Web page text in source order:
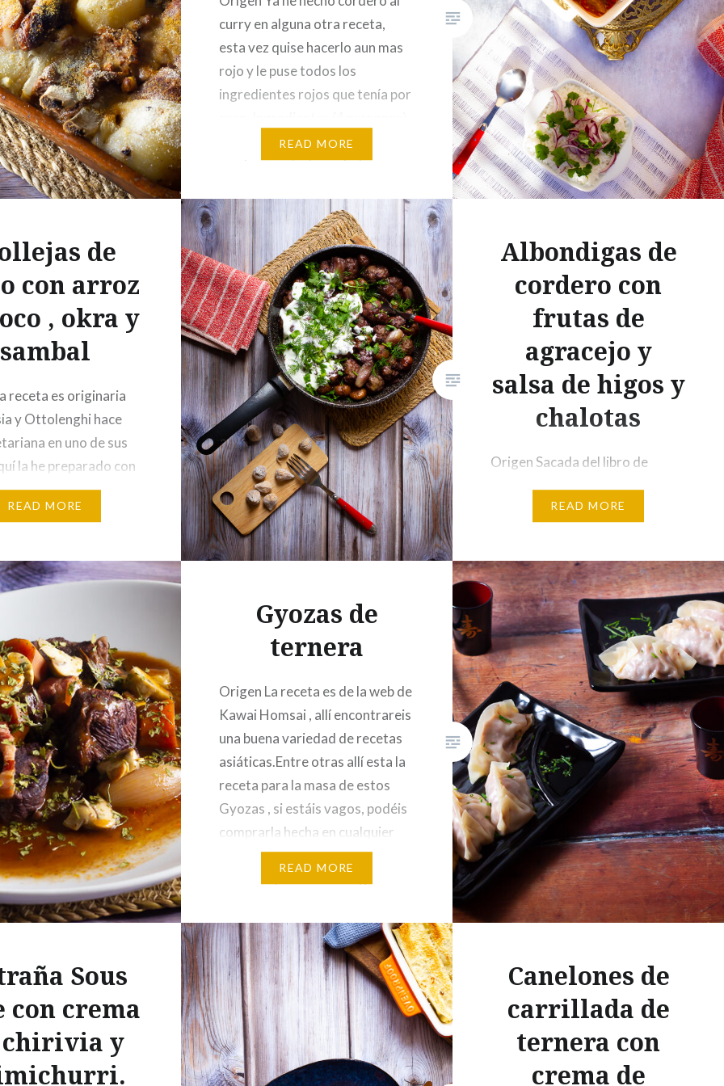
picadasTomillo picadoSal,
pimienta Salsa: Los huesos de
las codornices50 g chalotas50…
curry en alguna otra receta,
esta vez quise hacerlo aun mas
rojo y le puse todos los
ingredientes rojos que tenía por
750 gr de carne de pierna de
cordero cortada en dados
curry rojo thailandes1 chile rojo
picante1 pimiento…
READ MORE
de
con arroz
, okra y
sambal
receta es originaria
y Ottolenghi hace
en uno de sus
la he preparado con
de pollo . Ingredientes
250 gr de mollejas
crujiente1 manojo
picado300 gr de
lata de leche
READ MORE
Albondigas de
cordero con
frutas de
agracejo y
salsa de higos y
chalotas
Origen Sacada del libro de
sabéis que e sino de mis
cordero picada2 cebollas
medianas picadas finas o hechas
pure20 gr de perejil picado3
dientes de ajo en pure3/4
cucharadita de pimienta de
Jamaica molida3/4 de
cucharadita de canela
molida60…
READ MORE
Gyozas de
ternera
Origen La receta es de la web de
Kawai Homsai , allí encontrareis
una buena variedad de recetas
asiáticas.Entre otras allí esta la
receta para la masa de estos
Gyozas , si estáis vagos, podéis
comprarla hecha en cualquier
tienda asiática. Ingredientes (28
30 g….
READ MORE
Sous
con crema
chirivia y
Canelones de
carrillada de
ternera con
crema de